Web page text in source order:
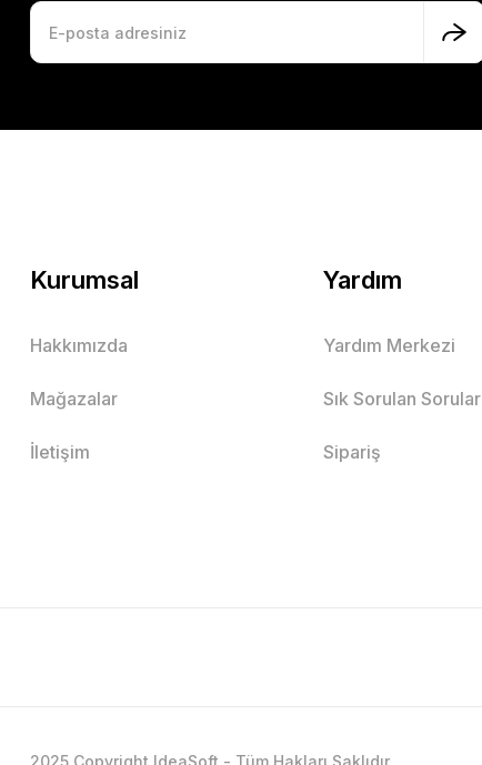
Kurumsal
Hakkımızda
Mağazalar
İletişim
Yardım
Yardım Merkezi
Sık Sorulan Sorular
Sipariş
2025 Copyright IdeaSoft - Tüm Hakları Saklıdır.